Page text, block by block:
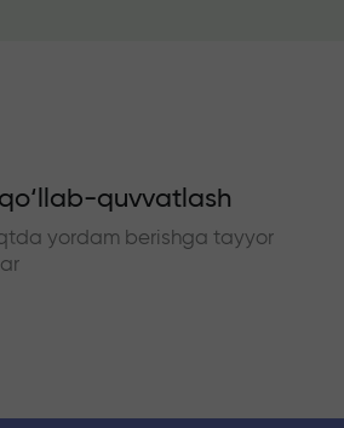
quvvatlash
yordam berishga tayyor